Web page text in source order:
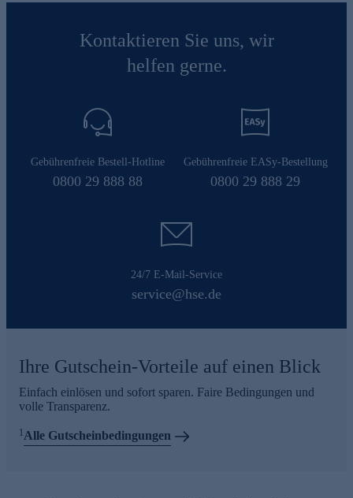
Kontaktieren Sie uns, wir
helfen gerne.
Gebührenfreie Bestell-Hotline
0800 29 888 88
Gebührenfreie EASy-Bestellung
0800 29 888 29
24/7 E-Mail-Service
service@hse.de
Ihre Gutschein-Vorteile auf einen Blick
Einfach einlösen und sofort sparen. Faire Bedingungen und
volle Transparenz.
1Alle Gutscheinbedingungen